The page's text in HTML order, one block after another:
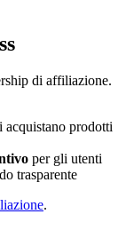
di affiliazione.
acquistano prodotti
per gli utenti
trasparente
.